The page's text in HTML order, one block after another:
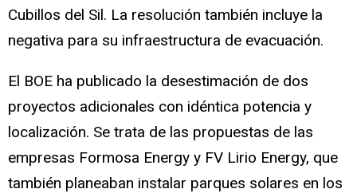
Cubillos del Sil. La resolución también incluye la
negativa para su infraestructura de evacuación.
El BOE ha publicado la desestimación de dos
proyectos adicionales con idéntica potencia y
localización. Se trata de las propuestas de las
empresas Formosa Energy y FV Lirio Energy, que
también planeaban instalar parques solares en los